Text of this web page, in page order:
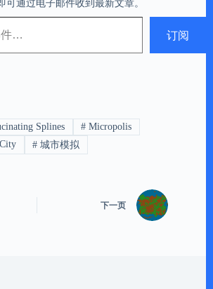
可通过电子邮件收到最新文章。
订阅
Splines # Micropolis
# 城市模拟
下一页